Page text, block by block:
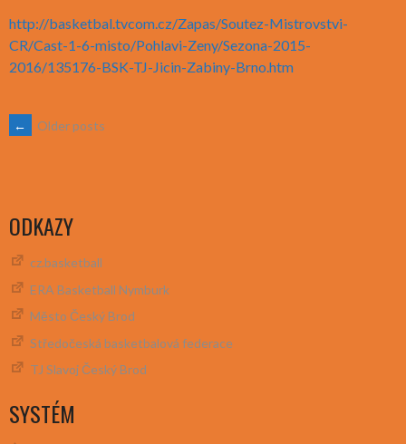
http://basketbal.tvcom.cz/Zapas/Soutez-Mistrovstvi-
CR/Cast-1-6-misto/Pohlavi-Zeny/Sezona-2015-
2016/135176-BSK-TJ-Jicin-Zabiny-Brno.htm
POSTS
← Older posts
ODKAZY
cz.basketball
ERA Basketball Nymburk
Město Český Brod
Středočeská basketbalová federace
TJ Slavoj Český Brod
SYSTÉM